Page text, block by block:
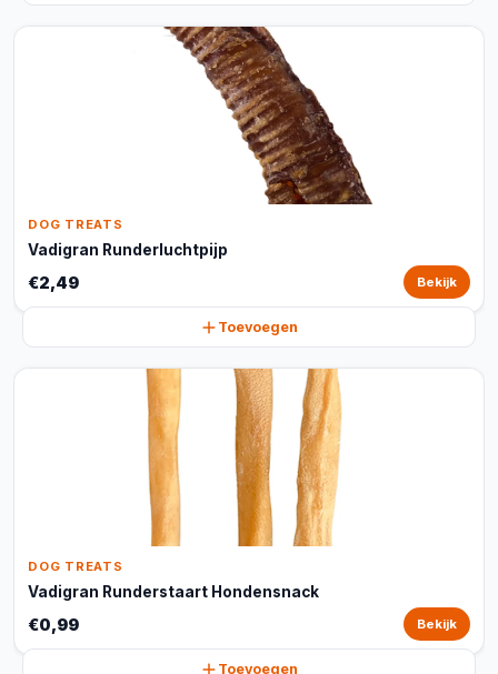
DOG TREATS
Vadigran Runderluchtpijp
€2,49 Bekijk
Toevoegen
DOG TREATS
Vadigran Runderstaart Hondensnack
€0,99 Bekijk
Toevoegen